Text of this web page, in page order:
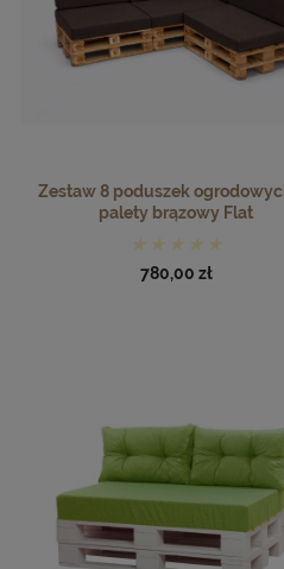
Zestaw 8 poduszek
palety brązowy Flat
780,00 zł